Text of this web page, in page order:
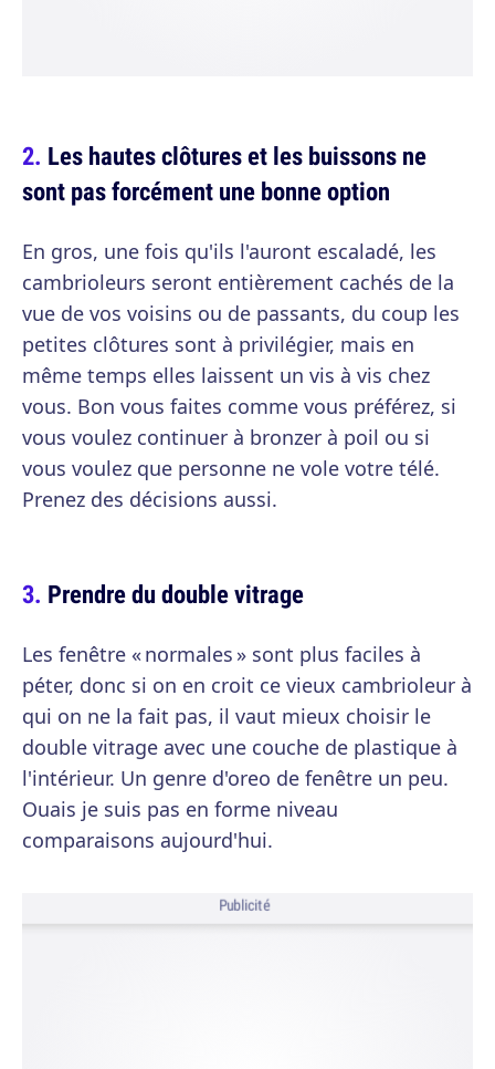
Les hautes clôtures et les buissons ne
sont pas forcément une bonne option
En gros, une fois qu'ils l'auront escaladé, les
cambrioleurs seront entièrement cachés de la
vue de vos voisins ou de passants, du coup les
petites clôtures sont à privilégier, mais en
même temps elles laissent un vis à vis chez
vous. Bon vous faites comme vous préférez, si
vous voulez continuer à bronzer à poil ou si
vous voulez que personne ne vole votre télé.
Prenez des décisions aussi.
Prendre du double vitrage
Les fenêtre « normales » sont plus faciles à
péter, donc si on en croit ce vieux cambrioleur à
qui on ne la fait pas, il vaut mieux choisir le
double vitrage avec une couche de plastique à
l'intérieur. Un genre d'oreo de fenêtre un peu.
Ouais je suis pas en forme niveau
comparaisons aujourd'hui.
Publicité